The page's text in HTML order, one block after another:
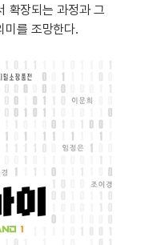
확장되는 과정과 그
미를 조망한다.